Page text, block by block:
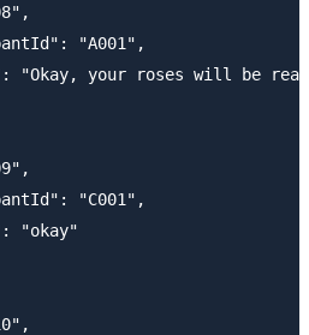
"A001",
"Okay, your roses will be
"C001",
"okay"